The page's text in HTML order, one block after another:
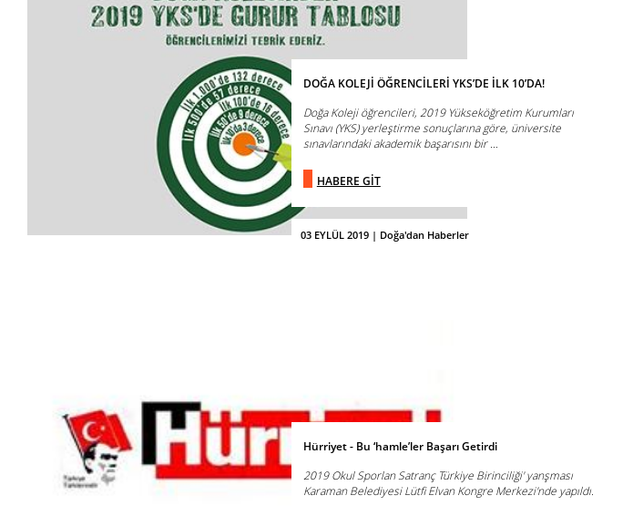
03 EYLÜL 2019 | Doğa'dan Haberler
DOĞA KOLEJİ ÖĞRENCİLERİ YKS’DE İLK 10’DA!
Doğa Koleji öğrencileri, 2019 Yükseköğretim Kurumları
Sınavı (YKS) yerleştirme sonuçlarına göre, üniversite
sınavlarındaki akademik başarısını bir ...
HABERE GİT
Hürriyet - Bu ‘hamle’ler Başarı Getirdi
2019 Okul Sporlan Satranç Türkiye Birinciliği' yanşması
Karaman Belediyesi Lütfi Elvan Kongre Merkezi'nde yapıldı.